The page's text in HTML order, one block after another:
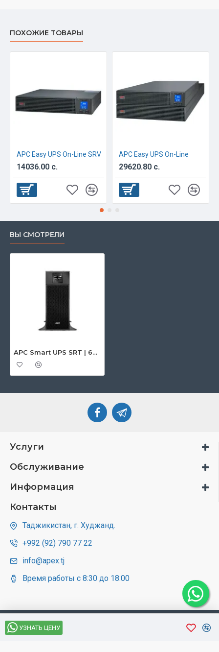
УЗНАТЬ ЦЕНУ
ПОХОЖИЕ ТОВАРЫ
APC Easy UPS On-Line SRV
14036.00 с.
APC Easy UPS On-Line
29620.80 с.
ВЫ СМОТРЕЛИ
APC Smart UPS SRT | 6000VA | 230V | APC SRT6KXLI
Услуги
Обслуживание
Информация
Контакты
Таджикистан, г. Худжанд.
+992 (92) 790 77 22
info@apex.tj
Время работы с 8:30 до 18:00